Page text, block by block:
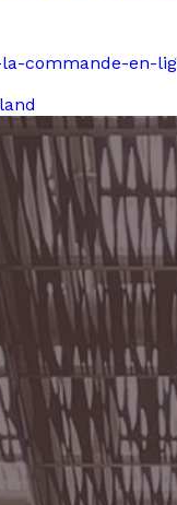
commande-en-